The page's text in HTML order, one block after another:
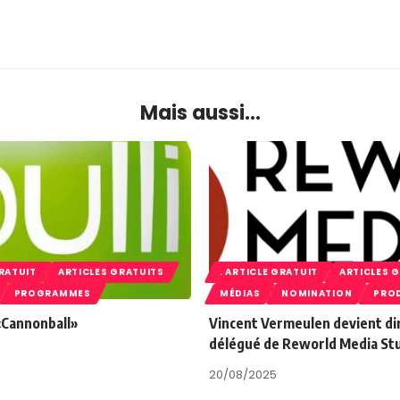
Mais aussi...
ARTICLES GRATUITS
PROGRAMMES
. ARTICLE GRATUIT
ARTICLES
MÉDIAS
NOMINATION
Vincent Vermeulen devient
délégué de Reworld Media
20/08/2025